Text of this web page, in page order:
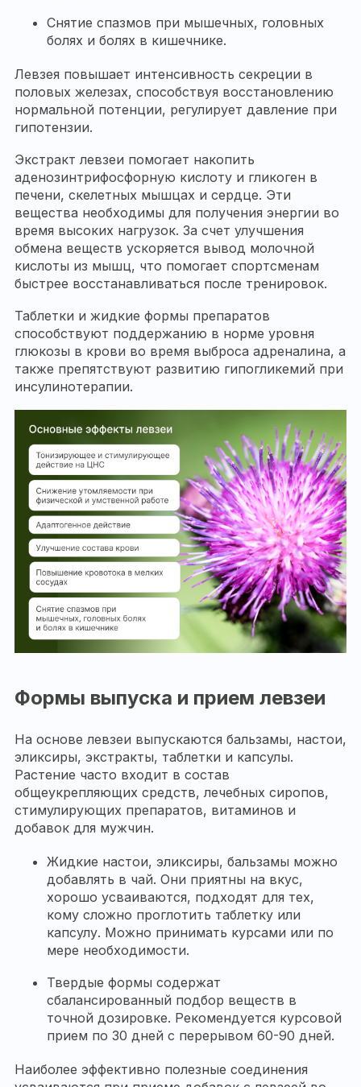
Снятие спазмов при мышечных, головных
болях и болях в кишечнике.
Левзея повышает интенсивность секреции в
половых железах, способствуя восстановлению
нормальной потенции, регулирует давление при
гипотензии.
Экстракт левзеи помогает накопить
аденозинтрифосфорную кислоту и гликоген в
печени, скелетных мышцах и сердце. Эти
вещества необходимы для получения энергии во
время высоких нагрузок. За счет улучшения
обмена веществ ускоряется вывод молочной
кислоты из мышц, что помогает спортсменам
быстрее восстанавливаться после тренировок.
Таблетки и жидкие формы препаратов
способствуют поддержанию в норме уровня
глюкозы в крови во время выброса адреналина, а
также препятствуют развитию гипогликемий при
инсулинотерапии.
Формы выпуска и прием левзеи
На основе левзеи выпускаются бальзамы, настои,
эликсиры, экстракты, таблетки и капсулы.
Растение часто входит в состав
общеукрепляющих средств, лечебных сиропов,
стимулирующих препаратов, витаминов и
добавок для мужчин.
Жидкие настои, эликсиры, бальзамы можно
добавлять в чай. Они приятны на вкус,
хорошо усваиваются, подходят для тех,
кому сложно проглотить таблетку или
капсулу. Можно принимать курсами или по
мере необходимости.
Твердые формы содержат
сбалансированный подбор веществ в
точной дозировке. Рекомендуется курсовой
прием по 30 дней с перерывом 60-90 дней.
Наиболее эффективно полезные соединения